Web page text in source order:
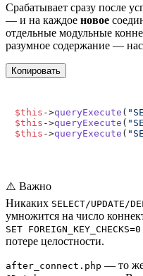
Срабатывает сразу после
— и на каждое новое
отдельные модульные
разумное содержание —
Копировать
$this ->queryExecute (
$this ->queryExecute (
$this ->queryExecute (
⚠️ Важно
Никаких SELECT/UPDATE/
умножится на число
SET FOREIGN_KEY_CHECKS=0
потере целостности.
after_connect.php — то же